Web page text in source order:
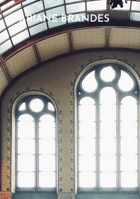
ARIANE BRANDES